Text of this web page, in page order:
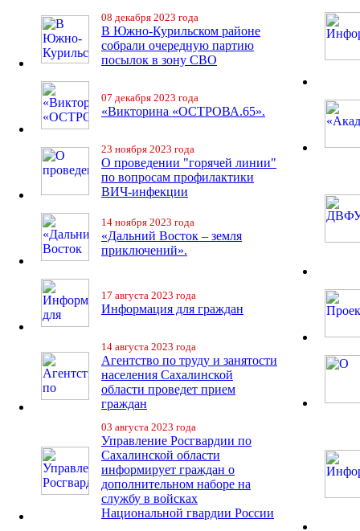
08 декабря 2023 года
В Южно-Курильском районе
собрали очередную партию
посылок в зону СВО
07 декабря 2023 года
«Викторина «ОСТРОВА.65».
23 ноября 2023 года
О проведении "горячей линии"
по вопросам профилактики
ВИЧ-инфекции
14 ноября 2023 года
«Дальний Восток – земля
приключений».
17 августа 2023 года
Информация для граждан
14 августа 2023 года
Агентство по труду и занятости
населения Сахалинской
области проведет прием
граждан
03 августа 2023 года
Управление Росгвардии по
Сахалинской области
информирует граждан о
дополнительном наборе на
службу в войсках
Национальной гвардии России